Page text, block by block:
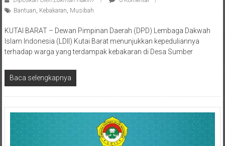
Islam Indonesia (LDII) Kutai Barat menunjukkan kepeduliannya
terhadap warga yang terdampak kebakaran di Desa Sumber